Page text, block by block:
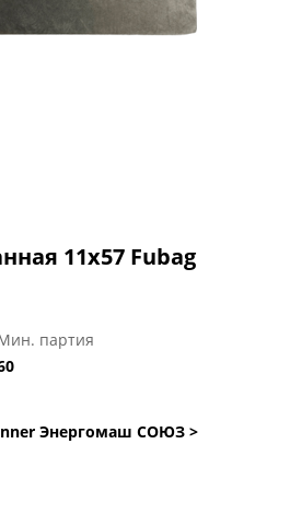
11х57 Fubag
партия
Энергомаш СОЮЗ >